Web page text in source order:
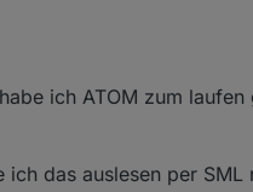
ich ATOM zum laufen
das auslesen per SML